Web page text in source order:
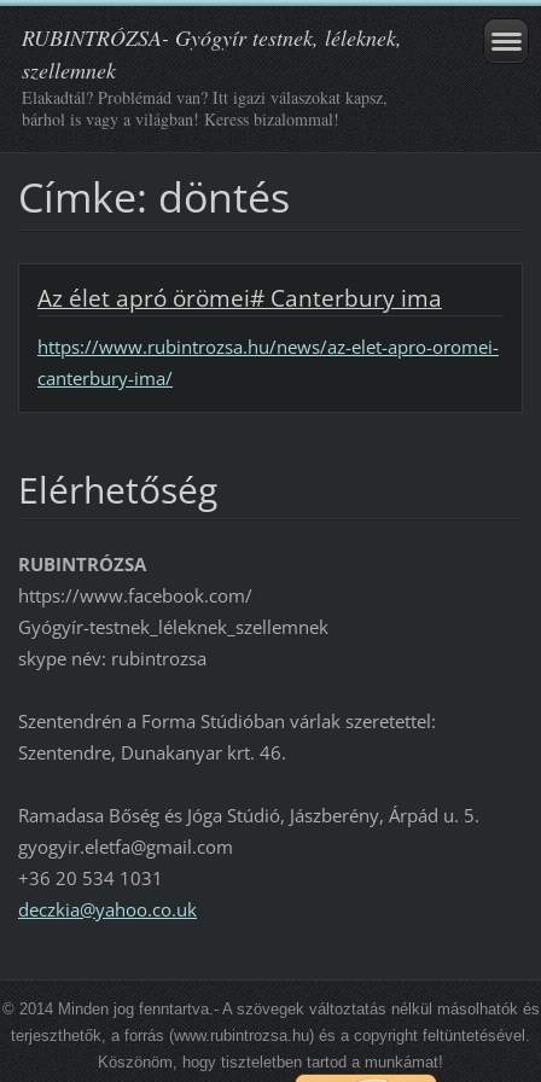
RUBINTRÓZSA- Gyógyír testnek, léleknek,
szellemnek
Elakadtál? Problémád van? Itt igazi válaszokat kapsz,
bárhol is vagy a világban! Keress bizalommal!
Címke: döntés
Az élet apró örömei# Canterbury ima
https://www.rubintrozsa.hu/news/az-elet-apro-oromei-
canterbury-ima/
Elérhetőség
RUBINTRÓZSA
https://www.facebook.com/
Gyógyír-testnek_léleknek_szellemnek
skype név: rubintrozsa
Szentendrén a Forma Stúdióban várlak szeretettel:
Szentendre, Dunakanyar krt. 46.
Ramadasa Bőség és Jóga Stúdió, Jászberény, Árpád u. 5.
gyogyir.eletfa@gmail.com
+36 20 534 1031
deczkia@yahoo.co.uk
© 2014 Minden jog fenntartva.- A szövegek változtatás nélkül másolhatók és
terjeszthetők, a forrás (www.rubintrozsa.hu) és a copyright feltüntetésével.
Köszönöm, hogy tiszteletben tartod a munkámat!